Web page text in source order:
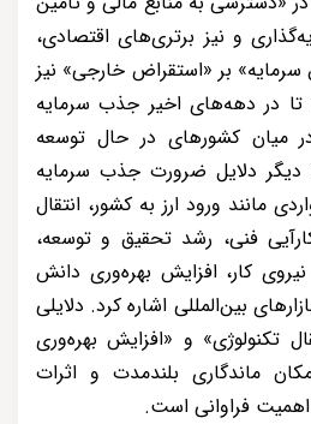
و نیز برتری‌های اقتصادی،
بر «استقراض خارجی» نیز
در دهه‌های اخیر جذب سرمایه
میان کشورهای در حال توسعه
دیگر دلایل ضرورت جذب سرمایه
مانند ورود ارز به کشور، انتقال
فنی، رشد تحقیق و توسعه،
کار، افزایش بهره‌وری دانش
بین‌المللی اشاره کرد. دلایلی
تکنولوژی» و «افزایش بهره‌وری
ماندگاری بلندمدت و اثرات
اهمیت فراوانی است.